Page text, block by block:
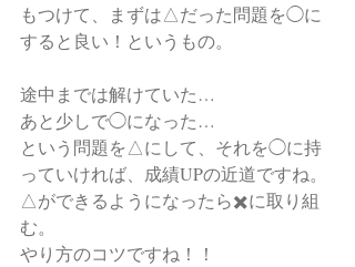
もつけて、まずは△だった問題を◯に
すると良い！というもの。
途中までは解けていた…
あと少しで◯になった…
という問題を△にして、それを◯に持
っていければ、成績UPの近道ですね。
△ができるようになったら✖️に取り組
む。
やり方のコツですね！！